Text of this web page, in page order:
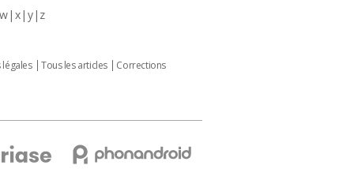
x y z
Tous les articles Corrections